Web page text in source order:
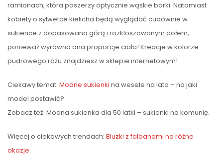
ramionach, która poszerzy optycznie wąskie barki. Natomiast
kobiety o sylwetce kielicha będą wyglądać cudownie w
sukience z dopasowana górą i rozkloszowanym dołem,
ponieważ wyrówna ona proporcje ciała! Kreacje w kolorze
pudrowego różu znajdziesz w sklepie internetowym!
Ciekawy temat: Modne sukienki na wesele na lato – na jaki
model postawić?
Zobacz też: Modna sukienka dla 50 latki – sukienki na komunię.
Więcej o ciekawych trendach: Bluzki z falbanami na różne
okazje.